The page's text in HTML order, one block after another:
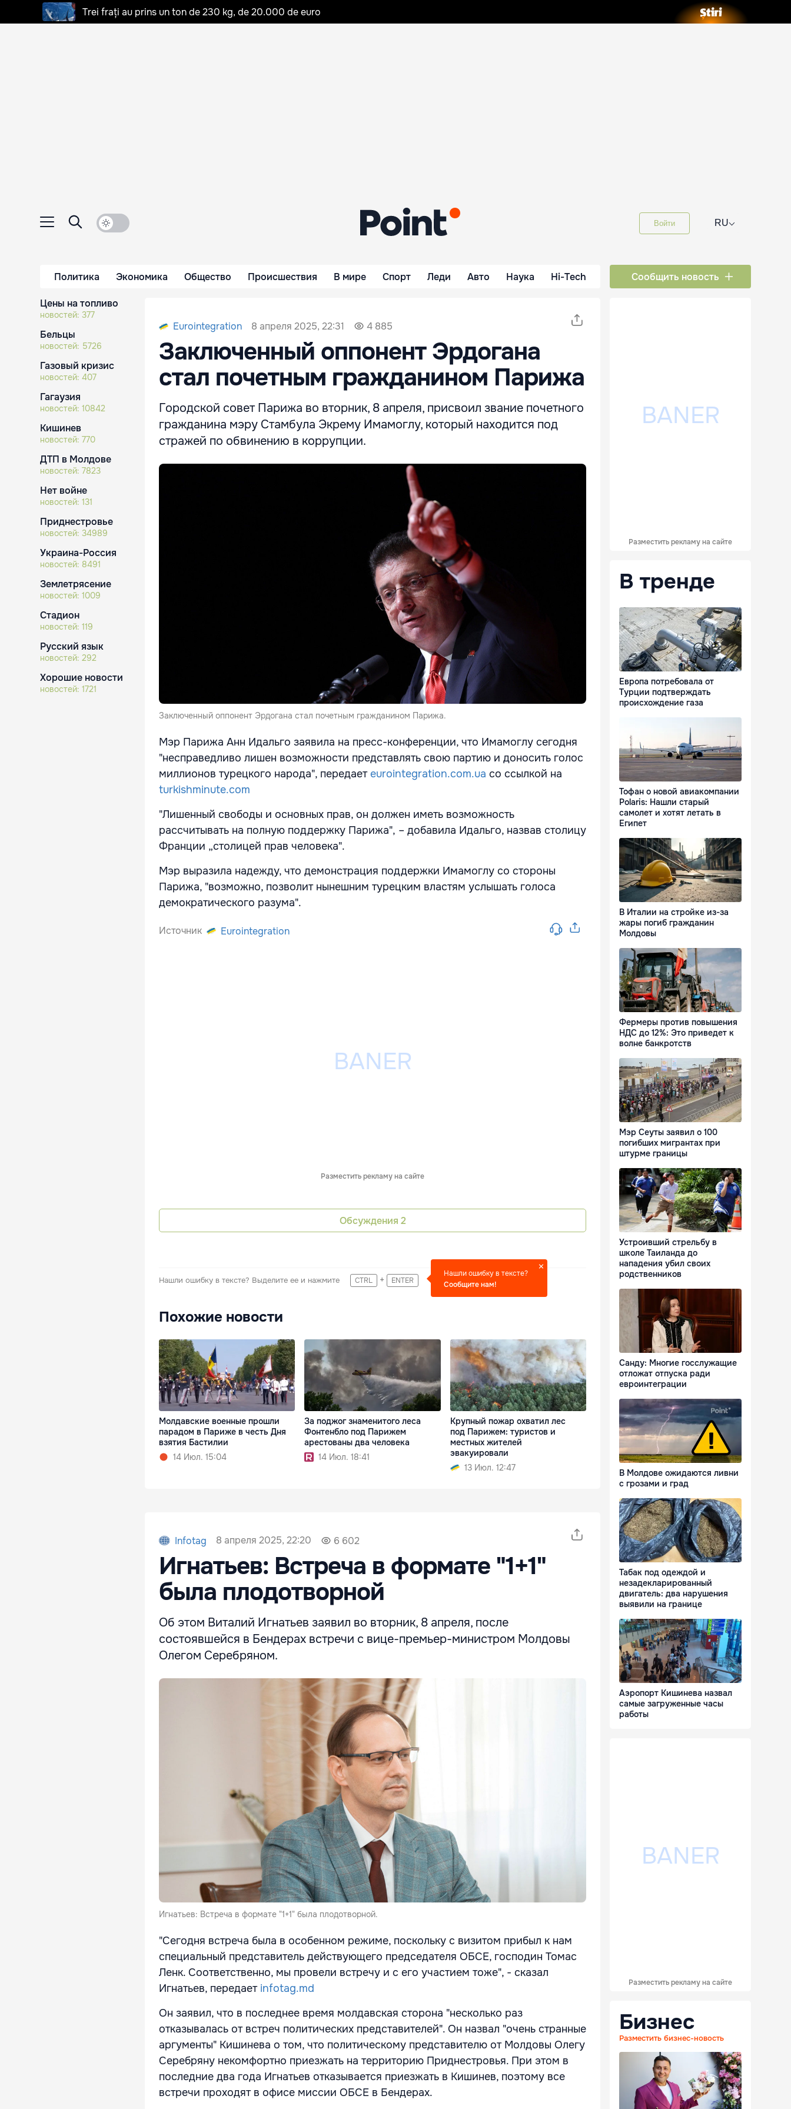
Trei frați au prins un ton de 230 kg, de 20.000 de euro
Войти RU⌵
Политика Экономика Общество Происшествия В мире Спорт Леди Авто Наука Hi-Tech Сообщить новость
Цены на топливо
новостей: 377
Бельцы
новостей: 5726
Газовый кризис
новостей: 407
Гагаузия
новостей: 10842
Кишинев
новостей: 770
ДТП в Молдове
новостей: 7823
Нет войне
новостей: 131
Приднестровье
новостей: 34989
Украина-Россия
новостей: 8491
Землетрясение
новостей: 1009
Стадион
новостей: 119
Русский язык
новостей: 292
Хорошие новости
новостей: 1721
Eurointegration 8 апреля 2025, 22:31 4 885
Заключенный оппонент Эрдогана
стал почетным гражданином Парижа
Городской совет Парижа во вторник, 8 апреля, присвоил звание почетного
гражданина мэру Стамбула Экрему Имамоглу, который находится под
стражей по обвинению в коррупции.
Заключенный оппонент Эрдогана стал почетным гражданином Парижа.
Мэр Парижа Анн Идальго заявила на пресс-конференции, что Имамоглу сегодня
"несправедливо лишен возможности представлять свою партию и доносить голос
миллионов турецкого народа", передаетeurointegration.com.ua со ссылкой на
turkishminute.com
"Лишенный свободы и основных прав, он должен иметь возможность
рассчитывать на полную поддержку Парижа", – добавила Идальго, назвав столицу
Франции „столицей прав человека".
Мэр выразила надежду, что демонстрация поддержки Имамоглу со стороны
Парижа, "возможно, позволит нынешним турецким властям услышать голоса
демократического разума".
Источник Eurointegration
Разместить рекламу на сайте
Обсуждения 2
Нашли ошибку в тексте? Выделите ее и нажмите CTRL + ENTER
Нашли ошибку в тексте?
Сообщите нам!
Похожие новости
Молдавские военные прошли
парадом в Париже в честь Дня
взятия Бастилии
14 Июл. 15:04
За поджог знаменитого леса
Фонтенбло под Парижем
арестованы два человека
14 Июл. 18:41
Крупный пожар охватил лес
под Парижем: туристов и
местных жителей
эвакуировали
13 Июл. 12:47
Infotag 8 апреля 2025, 22:20 6 602
Игнатьев: Встреча в формате "1+1"
была плодотворной
Об этом Виталий Игнатьев заявил во вторник, 8 апреля, после
состоявшейся в Бендерах встречи с вице-премьер-министром Молдовы
Олегом Серебряном.
Игнатьев: Встреча в формате "1+1" была плодотворной.
"Сегодня встреча была в особенном режиме, поскольку с визитом прибыл к нам
специальный представитель действующего председателя ОБСЕ, господин Томас
Ленк. Соответственно, мы провели встречу и с его участием тоже", - сказал
Игнатьев, передает infotag.md
Он заявил, что в последнее время молдавская сторона "несколько раз
отказывалась от встреч политических представителей". Он назвал "очень странные
аргументы" Кишинева о том, что политическому представителю от Молдовы Олегу
Серебряну некомфортно приезжать на территорию Приднестровья. При этом в
последние два года Игнатьев отказывается приезжать в Кишинев, поэтому все
встречи проходят в офисе миссии ОБСЕ в Бендерах.
Разместить рекламу на сайте
В тренде
Европа потребовала от
Турции подтверждать
происхождение газа
Тофан о новой авиакомпании
Polaris: Нашли старый
самолет и хотят летать в
Египет
В Италии на стройке из-за
жары погиб гражданин
Молдовы
Фермеры против повышения
НДС до 12%: Это приведет к
волне банкротств
Мэр Сеуты заявил о 100
погибших мигрантах при
штурме границы
Устроивший стрельбу в
школе Таиланда до
нападения убил своих
родственников
Санду: Многие госслужащие
отложат отпуска ради
евроинтеграции
В Молдове ожидаются ливни
с грозами и град
Табак под одеждой и
незадекларированный
двигатель: два нарушения
выявили на границе
Аэропорт Кишинева назвал
самые загруженные часы
работы
Разместить рекламу на сайте
Бизнес
Разместить бизнес-новость